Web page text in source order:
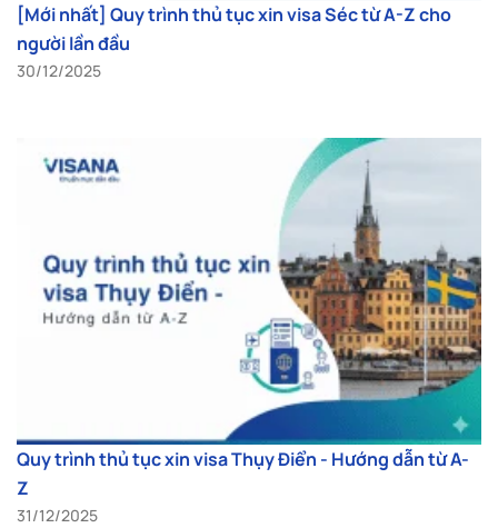
[Mới nhất] Quy trình thủ tục xin visa Séc từ A-Z cho
người lần đầu
30/12/2025
Quy trình thủ tục xin visa Thụy Điển - Hướng dẫn từ A-
Z
31/12/2025